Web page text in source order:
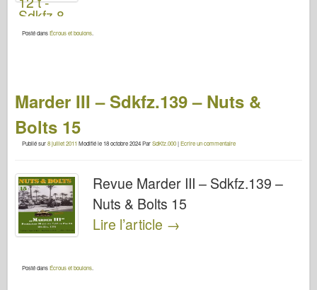
Posté dansÉcrous et boulons
Marder III – Sdkfz.139 – Nuts &
Bolts 15
Publié sur8 juillet 2011 Modifié le 18 octobre 2024ParSdKfz.000|Ecrire un commentaire
Revue Marder III – Sdkfz.139 –
Nuts & Bolts 15
Lire l’article →
Posté dansÉcrous et boulons